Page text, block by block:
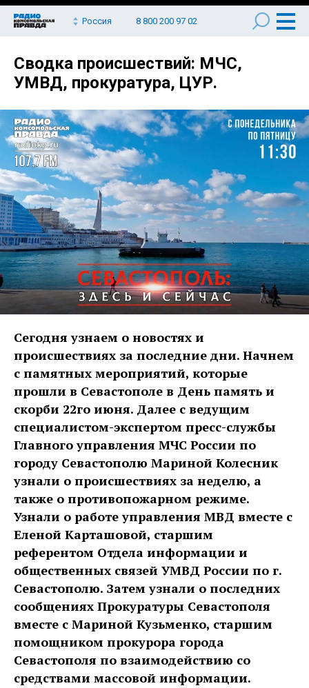
Россия 8 800 200 97 02
Сводка происшествий: МЧС,
УМВД, прокуратура, ЦУР.
Сегодня узнаем о новостях и
происшествиях за последние дни. Начнем
с памятных мероприятий, которые
прошли в Севастополе в День память и
скорби 22го июня. Далее с ведущим
специалистом-экспертом пресс-службы
Главного управления МЧС России по
городу Севастополю Мариной Колесник
узнали о происшествиях за неделю, а
также о противопожарном режиме.
Узнали о работе управления МВД вместе с
Еленой Карташовой, старшим
референтом Отдела информации и
общественных связей УМВД России по г.
Севастополю. Затем узнали о последних
сообщениях Прокуратуры Севастополя
вместе с Мариной Кузьменко, старшим
помощником прокурора города
Севастополя по взаимодействию со
средствами массовой информации.